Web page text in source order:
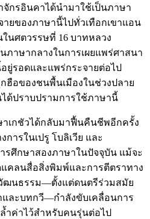
กรอินคาได้นำมาใช้เป็นภาษา
ายของภาษานี้ไปทั่วเทือกเขาแอน
นศตวรรษที่ 16 บาทหลวง
ภาษากลางในการเผยแพร่ศาสนา
ยู่รอดและแพร่กระจายต่อไป
ฮือของชนพื้นเมืองในช่วงปลาย
ได้ปราบปรามการใช้ภาษานี้
าเกชัวได้กลับมาฟื้นคืนชีพอีกครั้ง
ารในเปรู โบลิเวีย และ
รศึกษาสองภาษาในปัจจุบัน แม้จะ
คลนสื่อสิ่งพิมพ์และการตีตราทาง
ฒนธรรม—ตั้งแต่ดนตรีร่วมสมัย
ละบทกวี—กำลังขับเคลื่อนการ
ค่าไว้สำหรับคนรุ่นต่อไป